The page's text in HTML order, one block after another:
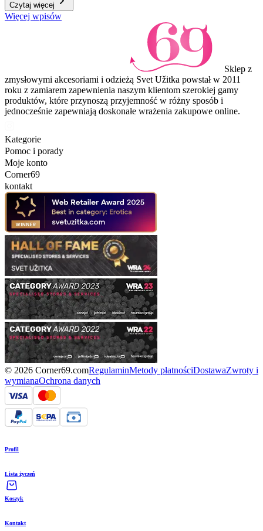
Czytaj więcej
Więcej wpisów
Sklep z
zmysłowymi akcesoriami i odzieżą Svet Užitka powstał w 2011
roku z zamiarem zapewnienia naszym klientom szerokiej gamy
produktów, które przynoszą przyjemność w różny sposób i
jednocześnie zapewniają doskonałe wrażenia zakupowe online.
Kategorie
Pomoc i porady
Moje konto
Corner69
kontakt
© 2026 Corner69.comRegulaminMetody płatnościDostawaZwroty i
wymianaOchrona danych
Profil
Lista życzeń
Koszyk
Kontakt